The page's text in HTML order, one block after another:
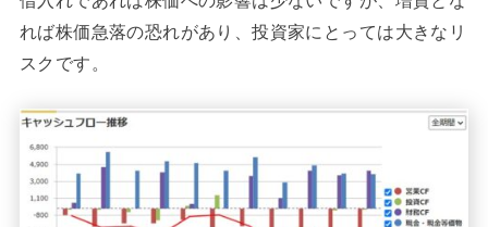
れば株価急落の恐れがあり、投資家にとっては大きなリ
スクです。